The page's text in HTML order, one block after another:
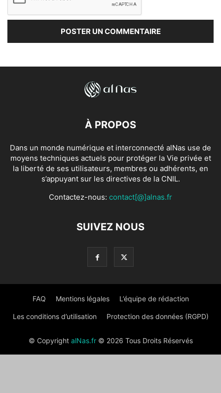
À PROPOS
Dans un monde numérique et interconnecté alNas use de
moyens techniques actuels pour protéger la Vie privée et
la liberté de ses utilisateurs, membres ou adhérents, en
s’appuyant sur les directives de la CNIL.
Contactez-nous: contact[@]alnas.fr
SUIVEZ NOUS
FAQ Mentions légales L’équipe de rédaction
Les conditions d’utilisation Protection des données (RGPD)
© Copyright alNas.fr© 2026 Tous Droits Réservés